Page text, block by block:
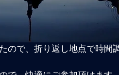
ので、折り返し地点で時間